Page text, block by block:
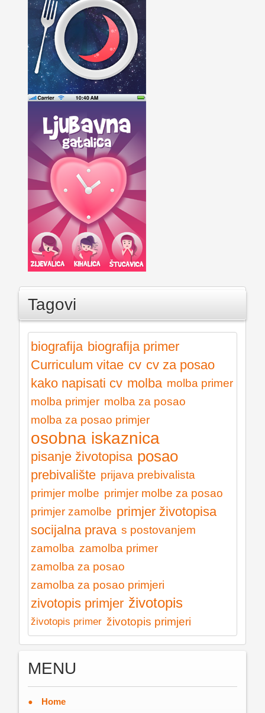
Tagovi
biografija biografija primer
Curriculum vitae cv cv za posao
kako napisati cv molba molba primer
molba primjer molba za posao
molba za posao primjer
osobna iskaznica
pisanje životopisa posao
prebivalište prijava prebivalista
primjer molbe primjer molbe za posao
primjer zamolbe primjer životopisa
socijalna prava s postovanjem
zamolba zamolba primer
zamolba za posao
zamolba za posao primjeri
zivotopis primjer životopis
životopis primer životopis primjeri
MENU
Home